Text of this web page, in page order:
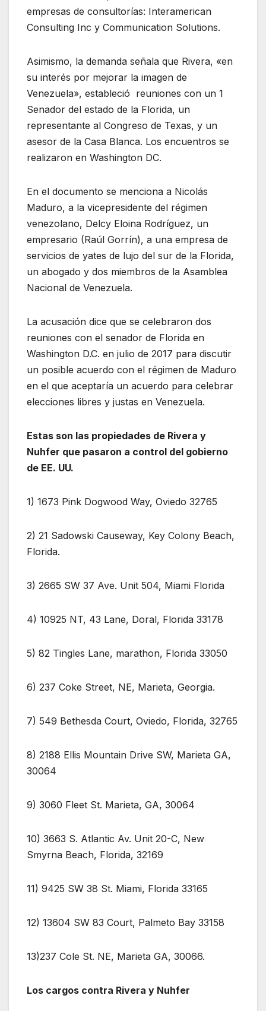
empresas de consultorías: Interamerican
Consulting Inc y Communication Solutions.
Asimismo, la demanda señala que Rivera, «en
su interés por mejorar la imagen de
Venezuela», estableció reuniones con un 1
Senador del estado de la Florida, un
representante al Congreso de Texas, y un
asesor de la Casa Blanca. Los encuentros se
realizaron en Washington DC.
En el documento se menciona a Nicolás
Maduro, a la vicepresidente del régimen
venezolano, Delcy Eloina Rodríguez, un
empresario (Raúl Gorrín), a una empresa de
servicios de yates de lujo del sur de la Florida,
un abogado y dos miembros de la Asamblea
Nacional de Venezuela.
La acusación dice que se celebraron dos
reuniones con el senador de Florida en
Washington D.C. en julio de 2017 para discutir
un posible acuerdo con el régimen de Maduro
en el que aceptaría un acuerdo para celebrar
elecciones libres y justas en Venezuela.
Estas son las propiedades de Rivera y
Nuhfer que pasaron a control del gobierno
de EE. UU.
1) 1673 Pink Dogwood Way, Oviedo 32765
2) 21 Sadowski Causeway, Key Colony Beach,
Florida.
3) 2665 SW 37 Ave. Unit 504, Miami Florida
4) 10925 NT, 43 Lane, Doral, Florida 33178
5) 82 Tingles Lane, marathon, Florida 33050
6) 237 Coke Street, NE, Marieta, Georgia.
7) 549 Bethesda Court, Oviedo, Florida, 32765
8) 2188 Ellis Mountain Drive SW, Marieta GA,
30064
9) 3060 Fleet St. Marieta, GA, 30064
10) 3663 S. Atlantic Av. Unit 20-C, New
Smyrna Beach, Florida, 32169
11) 9425 SW 38 St. Miami, Florida 33165
12) 13604 SW 83 Court, Palmeto Bay 33158
13)237 Cole St. NE, Marieta GA, 30066.
Los cargos contra Rivera y Nuhfer